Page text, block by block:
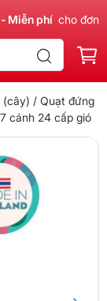
phí cho đơn
(cây) / Quạt đứng
cánh 24 cấp gió